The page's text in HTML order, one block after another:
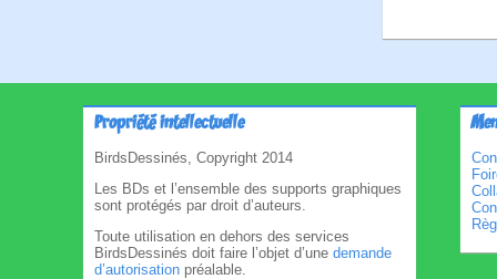
Propriété intellectuelle
BirdsDessinés, Copyright 2014
Les BDs et l’ensemble des supports graphiques
sont protégés par droit d’auteurs.
Toute utilisation en dehors des services
BirdsDessinés doit faire l’objet d’une demande
d’autorisation préalable.